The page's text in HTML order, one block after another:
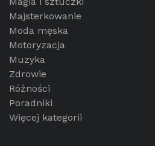
Majsterkowanie
Moda męska
Motoryzacja
Muzyka
Zdrowie
Różności
Poradniki
Więcej kategorii